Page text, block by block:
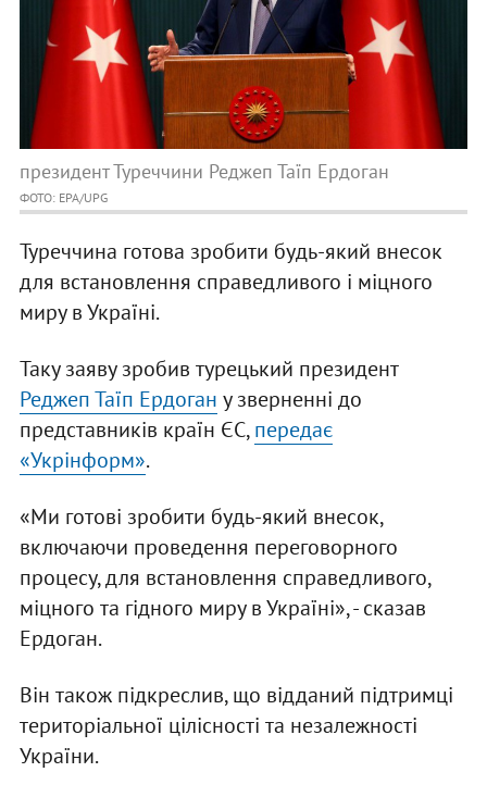
президент Туреччини Реджеп Таїп Ердоган
ФОТО: EPA/UPG
Туреччина готова зробити будь-який внесок
для встановлення справедливого і міцного
миру в Україні.
Таку заяву зробив турецький президент
Реджеп Таїп Ердоган у зверненні до
представників країн ЄС,передає
«Укрінформ».
«Ми готові зробити будь-який внесок,
включаючи проведення переговорного
процесу, для встановлення справедливого,
міцного та гідного миру в Україні», - сказав
Ердоган.
Він також підкреслив, що відданий підтримці
територіальної цілісності та незалежності
України.